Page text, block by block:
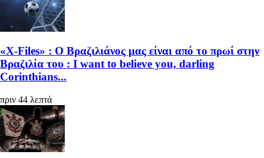
«X-Files» : Ο Βραζιλιάνος μας είναι από το πρωί στην
Βραζιλία του : I want to believe you, darling
Corinthians...
πριν 44 λεπτά